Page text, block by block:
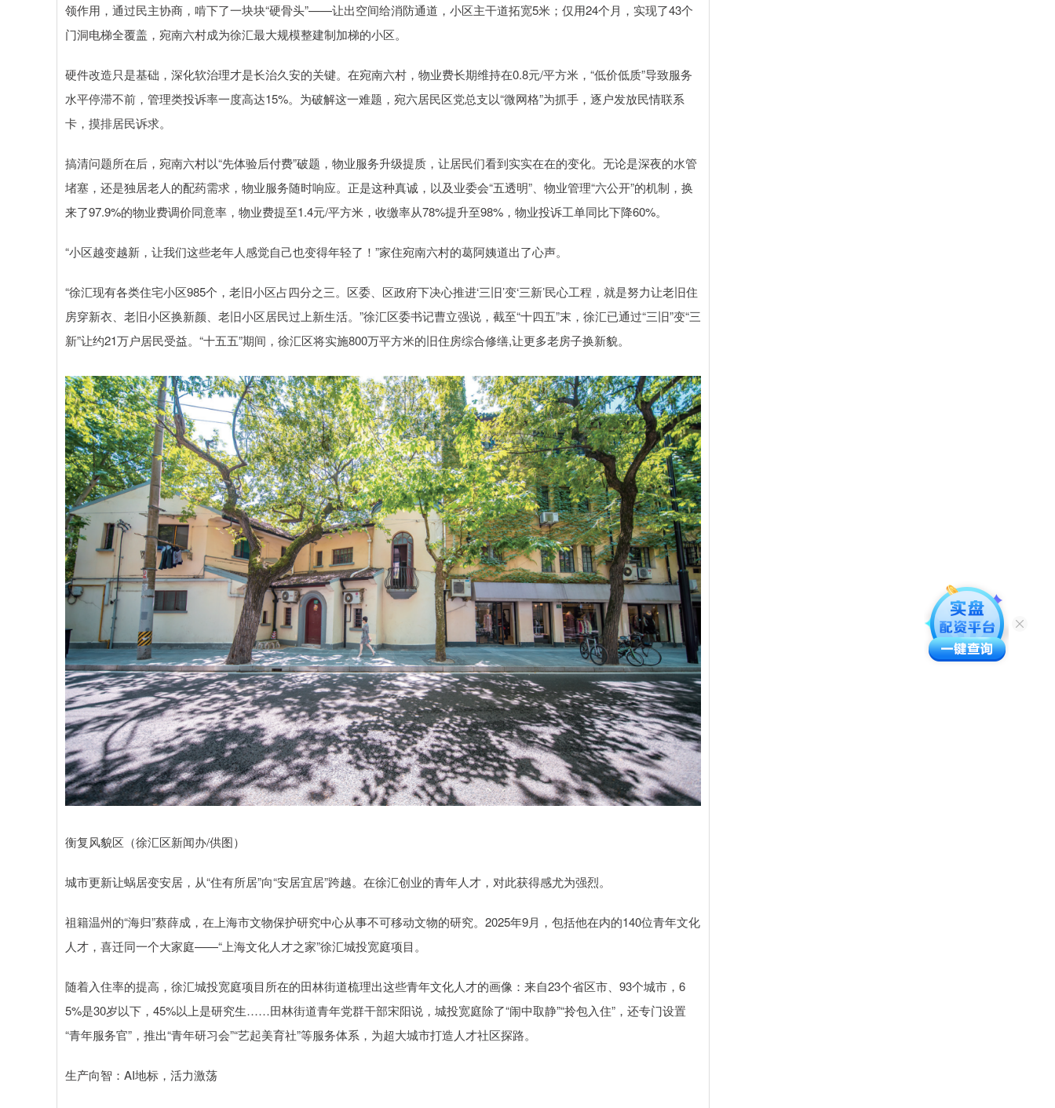
领作用，通过民主协商，啃下了一块块“硬骨头”——让出空间给消防通道，小区主干道拓宽5米；仅用24个月，实现了43个
门洞电梯全覆盖，宛南六村成为徐汇最大规模整建制加梯的小区。
硬件改造只是基础，深化软治理才是长治久安的关键。在宛南六村，物业费长期维持在0.8元/平方米，“低价低质”导致服务
水平停滞不前，管理类投诉率一度高达15%。为破解这一难题，宛六居民区党总支以“微网格”为抓手，逐户发放民情联系
卡，摸排居民诉求。
搞清问题所在后，宛南六村以“先体验后付费”破题，物业服务升级提质，让居民们看到实实在在的变化。无论是深夜的水管
堵塞，还是独居老人的配药需求，物业服务随时响应。正是这种真诚，以及业委会“五透明”、物业管理“六公开”的机制，换
来了97.9%的物业费调价同意率，物业费提至1.4元/平方米，收缴率从78%提升至98%，物业投诉工单同比下降60%。
“小区越变越新，让我们这些老年人感觉自己也变得年轻了！”家住宛南六村的葛阿姨道出了心声。
“徐汇现有各类住宅小区985个，老旧小区占四分之三。区委、区政府下决心推进‘三旧’变‘三新’民心工程，就是努力让老旧住
房穿新衣、老旧小区换新颜、老旧小区居民过上新生活。”徐汇区委书记曹立强说，截至“十四五”末，徐汇已通过“三旧”变“三
新”让约21万户居民受益。“十五五”期间，徐汇区将实施800万平方米的旧住房综合修缮,让更多老房子换新貌。
衡复风貌区（徐汇区新闻办/供图）
城市更新让蜗居变安居，从“住有所居”向“安居宜居”跨越。在徐汇创业的青年人才，对此获得感尤为强烈。
祖籍温州的“海归”蔡薛成，在上海市文物保护研究中心从事不可移动文物的研究。2025年9月，包括他在内的140位青年文化
人才，喜迁同一个大家庭——“上海文化人才之家”徐汇城投宽庭项目。
随着入住率的提高，徐汇城投宽庭项目所在的田林街道梳理出这些青年文化人才的画像：来自23个省区市、93个城市，6
5%是30岁以下，45%以上是研究生……田林街道青年党群干部宋阳说，城投宽庭除了“闹中取静”“拎包入住”，还专门设置
“青年服务官”，推出“青年研习会”“艺起美育社”等服务体系，为超大城市打造人才社区探路。
生产向智：AI地标，活力激荡